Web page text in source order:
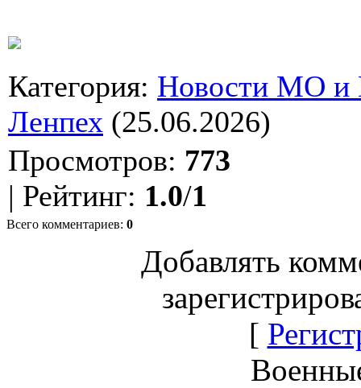
Категория: Новости МО
Ленпех (25.06.2026)
Просмотров: 773
| Рейтинг: 1.0/1
Всего комментариев: 0
Добавлять
[